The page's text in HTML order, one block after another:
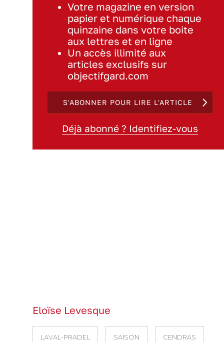
Votre magazine en version
papier et numérique chaque
quinzaine dans votre boite
aux lettres et en ligne
Un accès illimité aux
articles exclusifs sur
objectifgard.com
S'ABONNER POUR LIRE L'ARTICLE
Déjà abonné ? Identifiez-vous
Eloïse Levesque
LAVAL-PRADEL SAISON CENDRAS